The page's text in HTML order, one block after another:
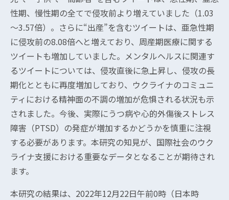
性期、慢性期の全てで侵攻前より増えていました（1.03
～3.57倍）。さらに“出産”を含むツイートは、亜急性期
に侵攻前の8.08倍へと増えており、周産期医療に関する
ツイートも増加していました。メンタルヘルスに関連す
るツイートについては、侵攻直後に急上昇し、侵攻の長
期化とともに再度増加しており、ウクライナのコミュニ
ティにおける精神面の不調の増加が危惧される状況も示
されました。今後、実際にうつ病や心的外傷後ストレス
障害（PTSD）の発症が増加するかどうかを慎重に注視
する必要があります。本研究の知見が、国際社会のウク
ライナ支援における重要なデータとなることが期待され
ます。
本研究の結果は、2022年12月22日午前0時（日本時